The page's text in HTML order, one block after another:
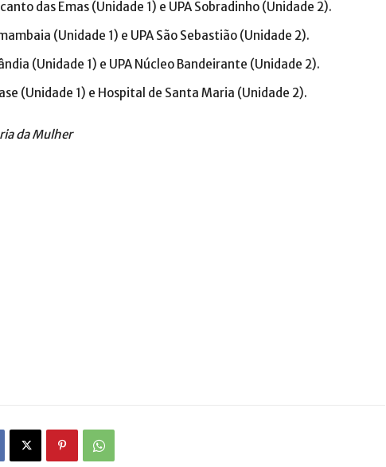
das Emas (Unidade 1) e UPA Sobradinho (Unidade 2).
(Unidade 1) e UPA São Sebastião (Unidade 2).
(Unidade 1) e UPA Núcleo Bandeirante (Unidade 2).
(Unidade 1) e Hospital de Santa Maria (Unidade 2).
da Mulher